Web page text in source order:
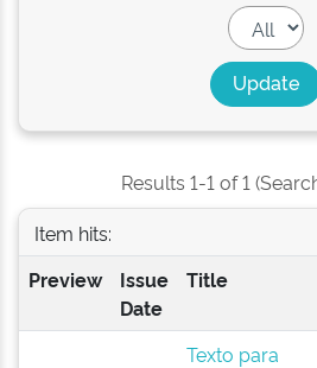
Results 1-1 of 1
Item hits:
Preview
Issue
Date
Title
Texto para